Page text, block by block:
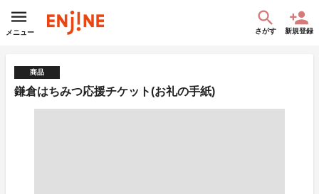
メニュー さがす 新規登録
商品
鎌倉はちみつ応援チケット(お礼の手紙)